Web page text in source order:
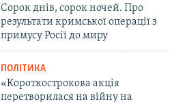
Сорок днів, сорок ночей. Про
результати кримської операції з
примусу Росії до миру
ПОЛІТИКА
«Короткострокова акція
перетворилася на війну на